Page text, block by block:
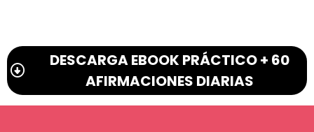
DESCARGA EBOOK PRÁCTICO + 60
AFIRMACIONES DIARIAS